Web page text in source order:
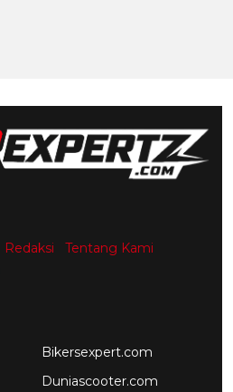
Redaksi
Tentang Kami
Bikersexpert.com
Duniascooter.com